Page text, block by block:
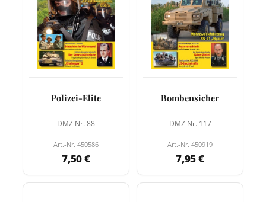
Polizei-Elite
DMZ Nr. 88
Art.-Nr. 450586
7,50 €
Bombensicher
DMZ Nr. 117
Art.-Nr. 450919
7,95 €